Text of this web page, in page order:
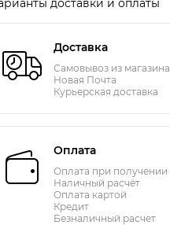
доставки и оплаты
Доставка
Самовывоз из магазина
Новая Почта
Курьерская доставка
Оплата
Оплата при получении
Наличный расчёт
Оплата картой
Кредит
Безналичный расчет